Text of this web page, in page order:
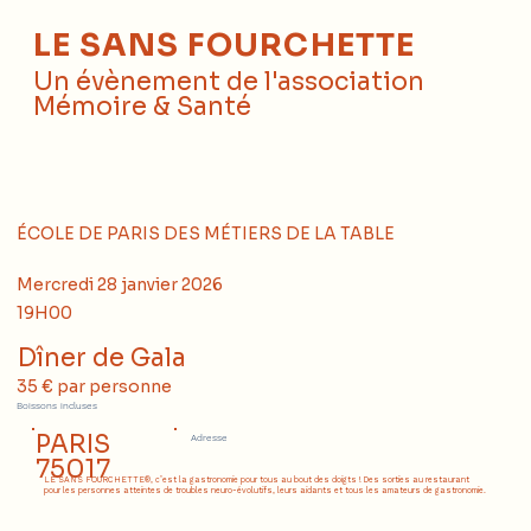
LE SANS FOURCHETTE
Un évènement de l'association
Mémoire & Santé
ÉCOLE DE PARIS DES MÉTIERS DE LA TABLE
Mercredi 28 janvier 2026
19H00
Dîner de Gala
35 € par personne
Boissons incluses
PARIS
75017
Adresse
LE SANS FOURCHETTE®, c’est la gastronomie pour tous au bout des doigts ! Des sorties au restaurant
pour les personnes atteintes de troubles neuro-évolutifs, leurs aidants et tous les amateurs de gastronomie.